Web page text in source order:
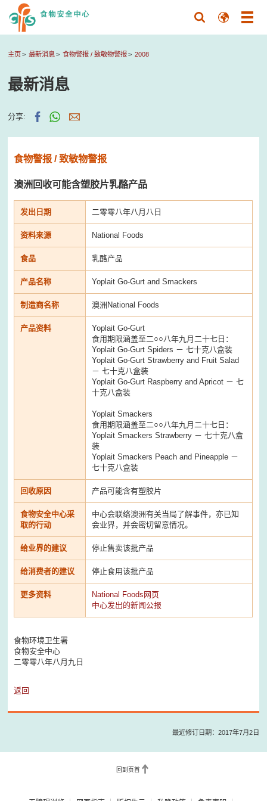
主页 最新消息 食物警报 / 致敏物警报 2008
最新消息
分享:
食物警报 / 致敏物警报
澳洲回收可能含塑胶片乳酪产品
发出日期 二零零八年八月八日
资料来源 National Foods
食品 乳酪产品
产品名称 Yoplait Go-Gurt and Smackers
制造商名称 澳洲National Foods
产品资料
Yoplait Go-Gurt
食用期限涵盖至二○○八年九月二十七日：
Yoplait Go-Gurt Spiders － 七十克八盒装
Yoplait Go-Gurt Strawberry and Fruit Salad
－ 七十克八盒装
Yoplait Go-Gurt Raspberry and Apricot － 七
十克八盒装
Yoplait Smackers
食用期限涵盖至二○○八年九月二十七日：
Yoplait Smackers Strawberry － 七十克八盒
装
Yoplait Smackers Peach and Pineapple －
七十克八盒装
回收原因 产品可能含有塑胶片
食物安全中心采
取的行动
中心会联络澳洲有关当局了解事件，亦已知
会业界，并会密切留意情况。
给业界的建议 停止售卖该批产品
给消费者的建议 停止食用该批产品
更多资料
National Foods网页
中心发出的新闻公报
食物环境卫生署
食物安全中心
二零零八年八月九日
返回
最近修订日期：2017年7月2日
回到页首